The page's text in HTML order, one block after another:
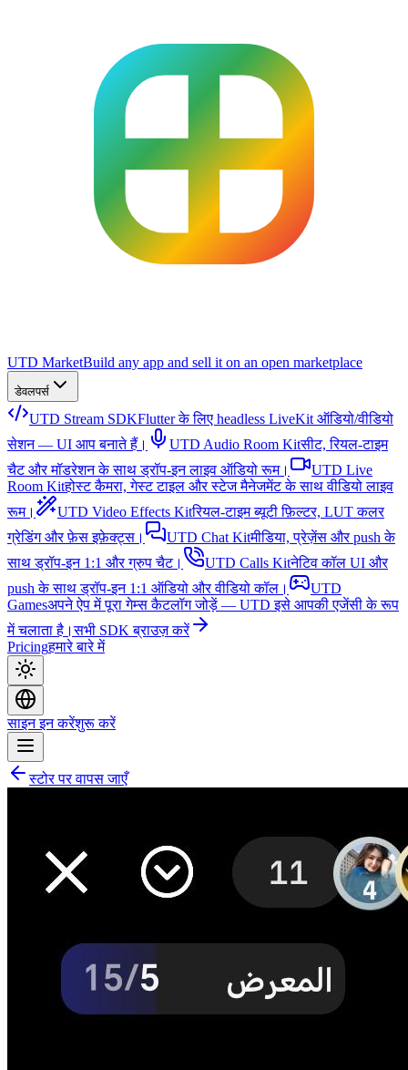
UTD MarketBuild any app and sell it on an open marketplace
डेवलपर्स
UTD Stream SDKFlutter के लिए headless LiveKit ऑडियो/वीडियो
सेशन — UI आप बनाते हैं।
UTD Audio Room Kitसीट, रियल-टाइम
चैट और मॉडरेशन के साथ ड्रॉप-इन लाइव ऑडियो रूम।
UTD Live
Room Kitहोस्ट कैमरा, गेस्ट टाइल और स्टेज मैनेजमेंट के साथ वीडियो लाइव
रूम।
UTD Video Effects Kitरियल-टाइम ब्यूटी फ़िल्टर, LUT कलर
ग्रेडिंग और फ़ेस इफ़ेक्ट्स।
UTD Chat Kitमीडिया, प्रेज़ेंस और push के
साथ ड्रॉप-इन 1:1 और ग्रुप चैट।
UTD Calls Kitनेटिव कॉल UI और
push के साथ ड्रॉप-इन 1:1 ऑडियो और वीडियो कॉल।
UTD
Gamesअपने ऐप में पूरा गेम्स कैटलॉग जोड़ें — UTD इसे आपकी एजेंसी के रूप
में चलाता है।सभी SDK ब्राउज़ करें
Pricingहमारे बारे में
साइन इन करेंशुरू करें
स्टोर पर वापस जाएँ